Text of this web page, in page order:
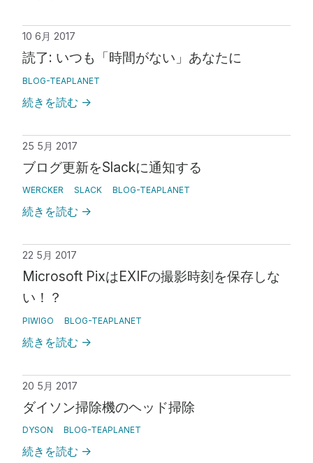
10 6月 2017
読了: いつも「時間がない」あなたに
BLOG-TEAPLANET
続きを読む →
25 5月 2017
ブログ更新をSlackに通知する
WERCKER SLACK BLOG-TEAPLANET
続きを読む →
22 5月 2017
Microsoft PixはEXIFの撮影時刻を保存しな
い！？
PIWIGO BLOG-TEAPLANET
続きを読む →
20 5月 2017
ダイソン掃除機のヘッド掃除
DYSON BLOG-TEAPLANET
続きを読む →